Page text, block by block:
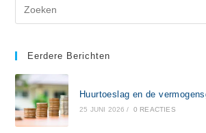
Eerdere Berichten
Huurtoeslag en de
25 JUNI 2026 / 0 REACTIES